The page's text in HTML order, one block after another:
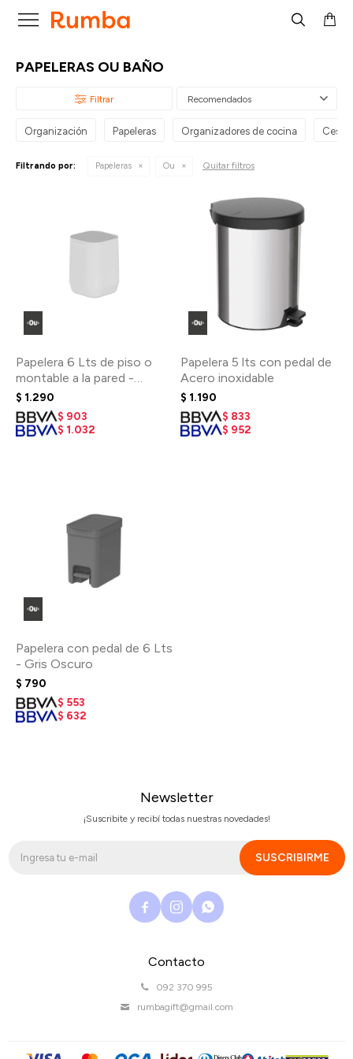

PAPELERAS OU BAÑO
Recomendados
Organización Papeleras Organizadores de cocina
Filtrando por: Papeleras Ou Quitar filtros
Papelera 6 Lts de piso o
montable a la pared -
Blanco
$ 1.290
$ 903
$ 1.032
Papelera 5 lts con pedal de
Acero inoxidable
$ 1.190
$ 833
$ 952
Papelera con pedal de 6 Lts
- Gris Oscuro
$ 790
$ 553
$ 632
Contacto
092 370 995
rumbagift@gmail.com
Newsletter
¡Suscribite y recibí todas nuestras novedades!
SUSCRIBIRME
  